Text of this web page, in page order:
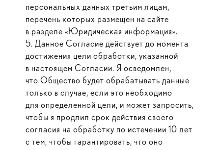
персональных данных третьим лицам,
перечень которых размещен на сайте
в разделе «Юридическая информация».
5. Данное Согласие действует до момента
достижения цели обработки, указанной
в настоящем Согласии. Я осведомлен,
что Общество будет обрабатывать данные
только в случае, если это необходимо
для определенной цели, и может запросить,
чтобы я продлил срок действия своего
согласия на обработку по истечении 10 лет
с тем, чтобы гарантировать, что оно